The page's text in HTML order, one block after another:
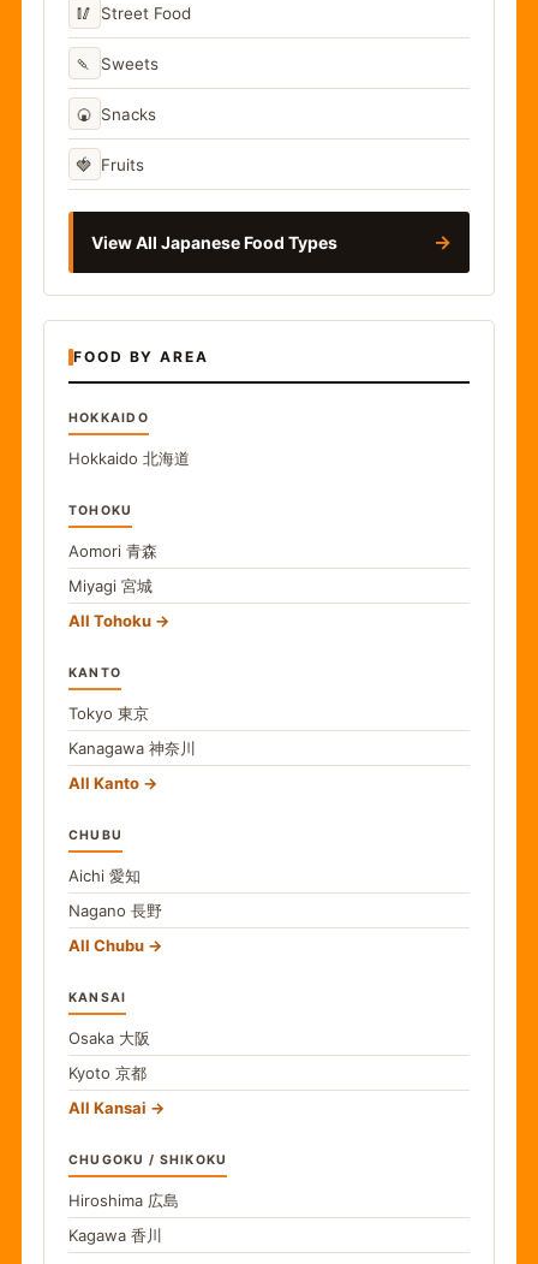
🥢 Street Food
🍡 Sweets
🍘 Snacks
🍓 Fruits
View All Japanese Food Types →
FOOD BY AREA
HOKKAIDO
Hokkaido 北海道
TOHOKU
Aomori 青森
Miyagi 宮城
All Tohoku
KANTO
Tokyo 東京
Kanagawa 神奈川
All Kanto
CHUBU
Aichi 愛知
Nagano 長野
All Chubu
KANSAI
Osaka 大阪
Kyoto 京都
All Kansai
CHUGOKU / SHIKOKU
Hiroshima 広島
Kagawa 香川